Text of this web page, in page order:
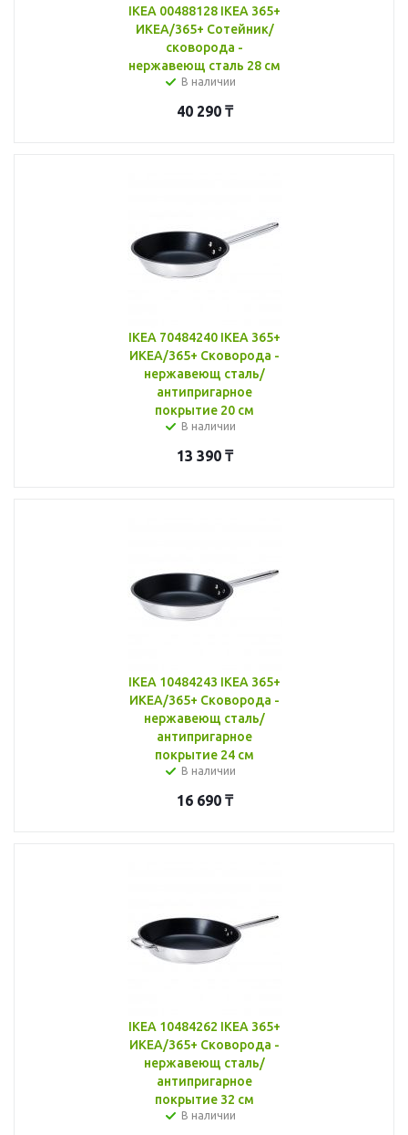
IKEA 00488128 IKEA 365+
ИКЕА/365+ Сотейник/
сковорода -
нержавеющ сталь 28 см
В наличии
40 290₸
IKEA 70484240 IKEA 365+
ИКЕА/365+ Сковорода -
нержавеющ сталь/
антипригарное
покрытие 20 см
В наличии
13 390₸
IKEA 10484243 IKEA 365+
ИКЕА/365+ Сковорода -
нержавеющ сталь/
антипригарное
покрытие 24 см
В наличии
16 690₸
IKEA 10484262 IKEA 365+
ИКЕА/365+ Сковорода -
нержавеющ сталь/
антипригарное
покрытие 32 см
В наличии